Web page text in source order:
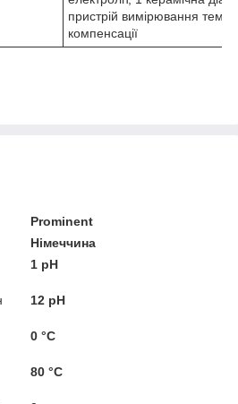
пристрій вимірювання
компенсації
Prominent
Німеччина
1 pH
12 pH
0 °С
80 °С